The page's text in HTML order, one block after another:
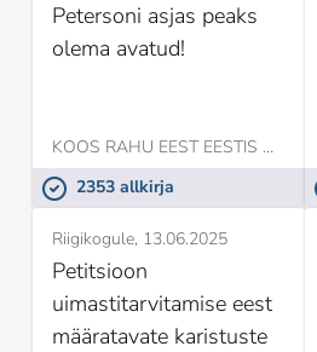
Petersoni asjas peaks
olema avatud!
KOOS RAHU EEST EESTIS MTÜ,
2353 allkirja
Riigikogule 13.06.2025
Petitsioon
uimastitarvitamise eest
määratavate karistuste